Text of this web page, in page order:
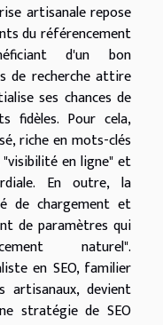
artisanale repose
du référencement
d'un bon
de recherche attire
ses chances de
fidèles. Pour cela,
riche en mots-clés
en ligne" et
En outre, la
de chargement et
de paramètres qui
naturel".
en SEO, familier
artisanaux, devient
stratégie de SEO